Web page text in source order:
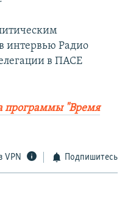
интервью Радио
в ПАСЕ
программы "Время
VPN Подпишитесь